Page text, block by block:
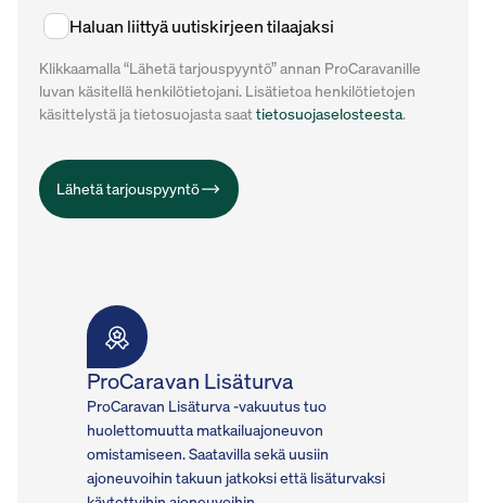
Haluan liittyä uutiskirjeen tilaajaksi
Klikkaamalla “Lähetä tarjouspyyntö” annan ProCaravanille
luvan käsitellä henkilötietojani. Lisätietoa henkilötietojen
käsittelystä ja tietosuojasta saattietosuojaselosteesta.
Lähetä tarjouspyyntö
ProCaravan Lisäturva
ProCaravan Lisäturva -vakuutus tuo
huolettomuutta matkailuajoneuvon
omistamiseen. Saatavilla sekä uusiin
ajoneuvoihin takuun jatkoksi että lisäturvaksi